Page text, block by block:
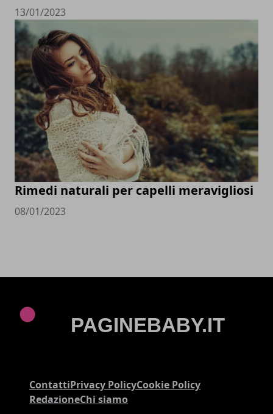
13/01/2023
Rimedi naturali per capelli meravigliosi
08/01/2023
ContattiPrivacy PolicyCookie Policy
RedazioneChi siamo